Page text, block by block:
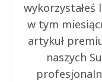
wykorzystałeś
w tym
artykuł
naszych